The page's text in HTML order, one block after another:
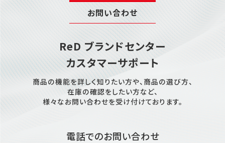
お問い合わせ
ReD ブランドセンター
カスタマーサポート
商品の機能を詳しく知りたい方や、商品の選び方、
在庫の確認をしたい方など、
様々なお問い合わせを受け付けております。
電話でのお問い合わせ